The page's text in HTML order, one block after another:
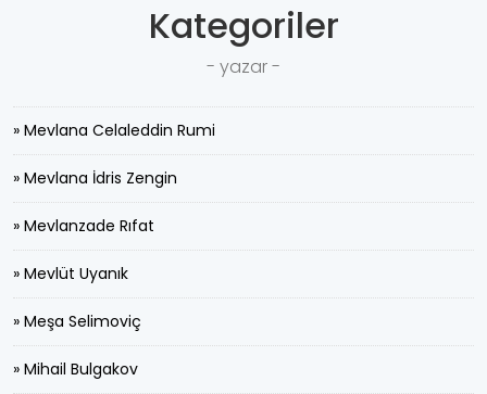
Kategoriler
- yazar -
» Mevlana Celaleddin Rumi
» Mevlana İdris Zengin
» Mevlanzade Rıfat
» Mevlüt Uyanık
» Meşa Selimoviç
» Mihail Bulgakov